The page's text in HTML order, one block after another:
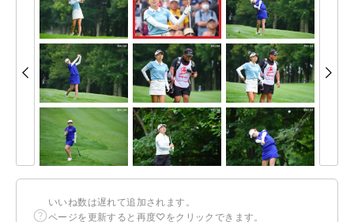
いいね数は遅れて追加されます。
ページを更新すると再度♡をクリックできます。